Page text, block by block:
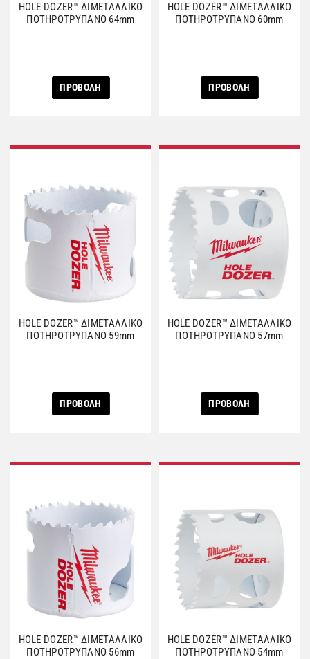
HOLE DOZER™ ΔΙΜΕΤΑΛΛΙΚΟ
ΠΟΤΗΡΟΤΡΥΠΑΝΟ 64mm
ΠΡΟΒΟΛΗ
HOLE DOZER™ ΔΙΜΕΤΑΛΛΙΚΟ
ΠΟΤΗΡΟΤΡΥΠΑΝΟ 60mm
ΠΡΟΒΟΛΗ
HOLE DOZER™ ΔΙΜΕΤΑΛΛΙΚΟ
ΠΟΤΗΡΟΤΡΥΠΑΝΟ 59mm
ΠΡΟΒΟΛΗ
HOLE DOZER™ ΔΙΜΕΤΑΛΛΙΚΟ
ΠΟΤΗΡΟΤΡΥΠΑΝΟ 57mm
ΠΡΟΒΟΛΗ
HOLE DOZER™ ΔΙΜΕΤΑΛΛΙΚΟ
ΠΟΤΗΡΟΤΡΥΠΑΝΟ 56mm
HOLE DOZER™ ΔΙΜΕΤΑΛΛΙΚΟ
ΠΟΤΗΡΟΤΡΥΠΑΝΟ 54mm